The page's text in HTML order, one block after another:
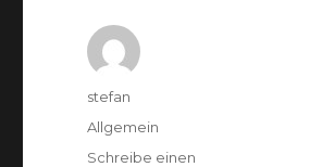
Autor
stefan
Kategorien
Allgemein
Schreibe einen